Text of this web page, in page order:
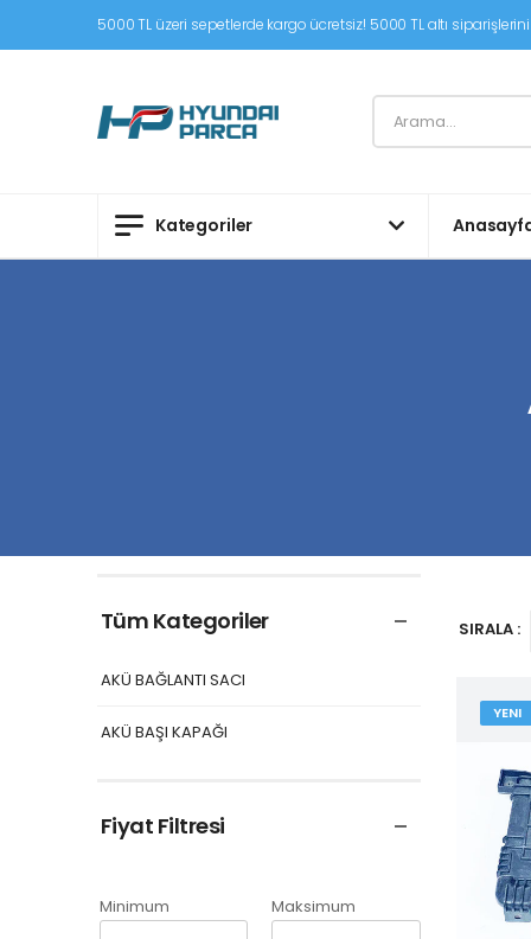
5000 TL üzeri sepetlerde kargo ücretsiz! 5000 TL altı
Kategoriler
Tüm Kategoriler
AKÜ BAĞLANTI SACI
AKÜ BAŞI KAPAĞI
Fiyat Filtresi
Minimum Maksimum
SIRALA :
YENI